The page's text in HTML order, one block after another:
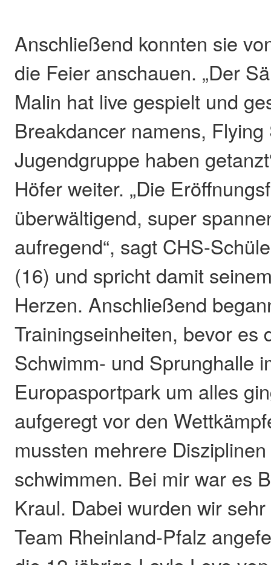
Anschließend konnten sie
die Feier anschauen. „Der
Malin hat live gespielt und
Breakdancer namens,
Jugendgruppe haben
Höfer weiter. „Die
überwältigend, super
aufregend“, sagt CHS-
(16) und spricht damit
Herzen. Anschließend
Trainingseinheiten, bevor es
Schwimm- und Sprunghalle
Europasportpark um alles
aufgeregt vor den
mussten mehrere
schwimmen. Bei mir war es
Kraul. Dabei wurden wir
Team Rheinland-Pfalz